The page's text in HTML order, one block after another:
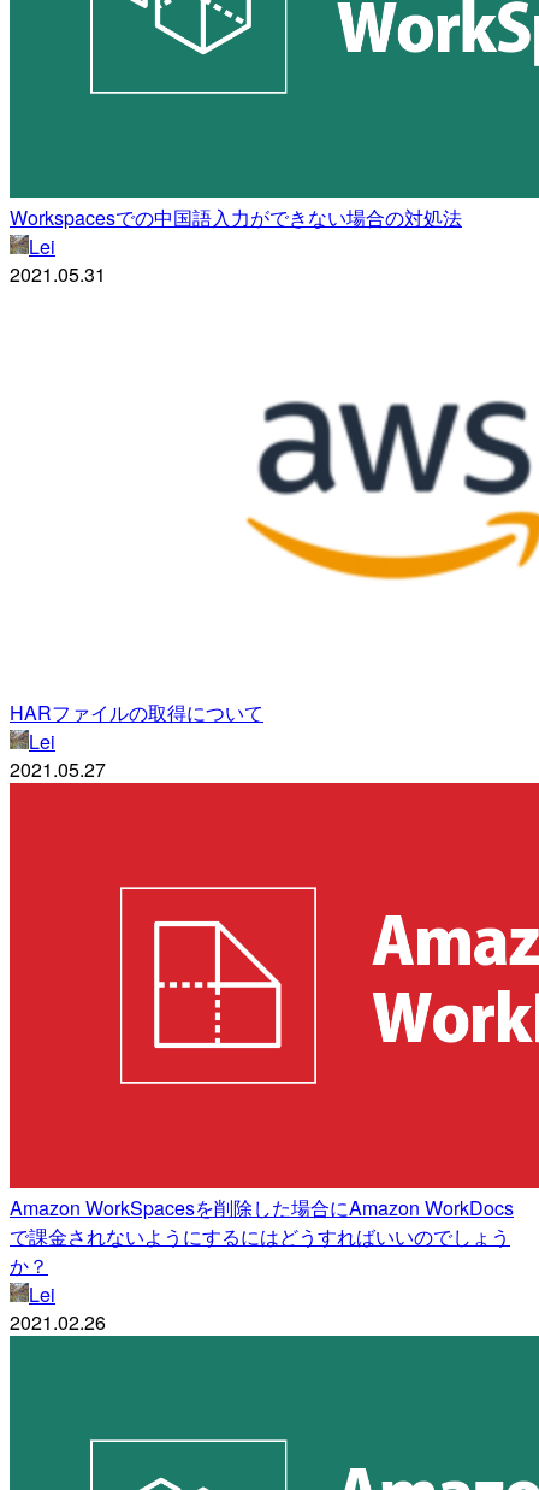
Workspacesでの中国語入力ができない場合の対処法
Lei
2021.05.31
HARファイルの取得について
Lei
2021.05.27
Amazon WorkSpacesを削除した場合にAmazon WorkDocs
で課金されないようにするにはどうすればいいのでしょう
か？
Lei
2021.02.26